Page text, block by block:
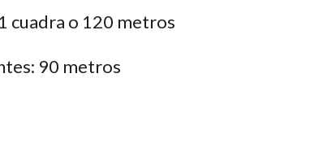
cuadra o 120 metros
90 metros